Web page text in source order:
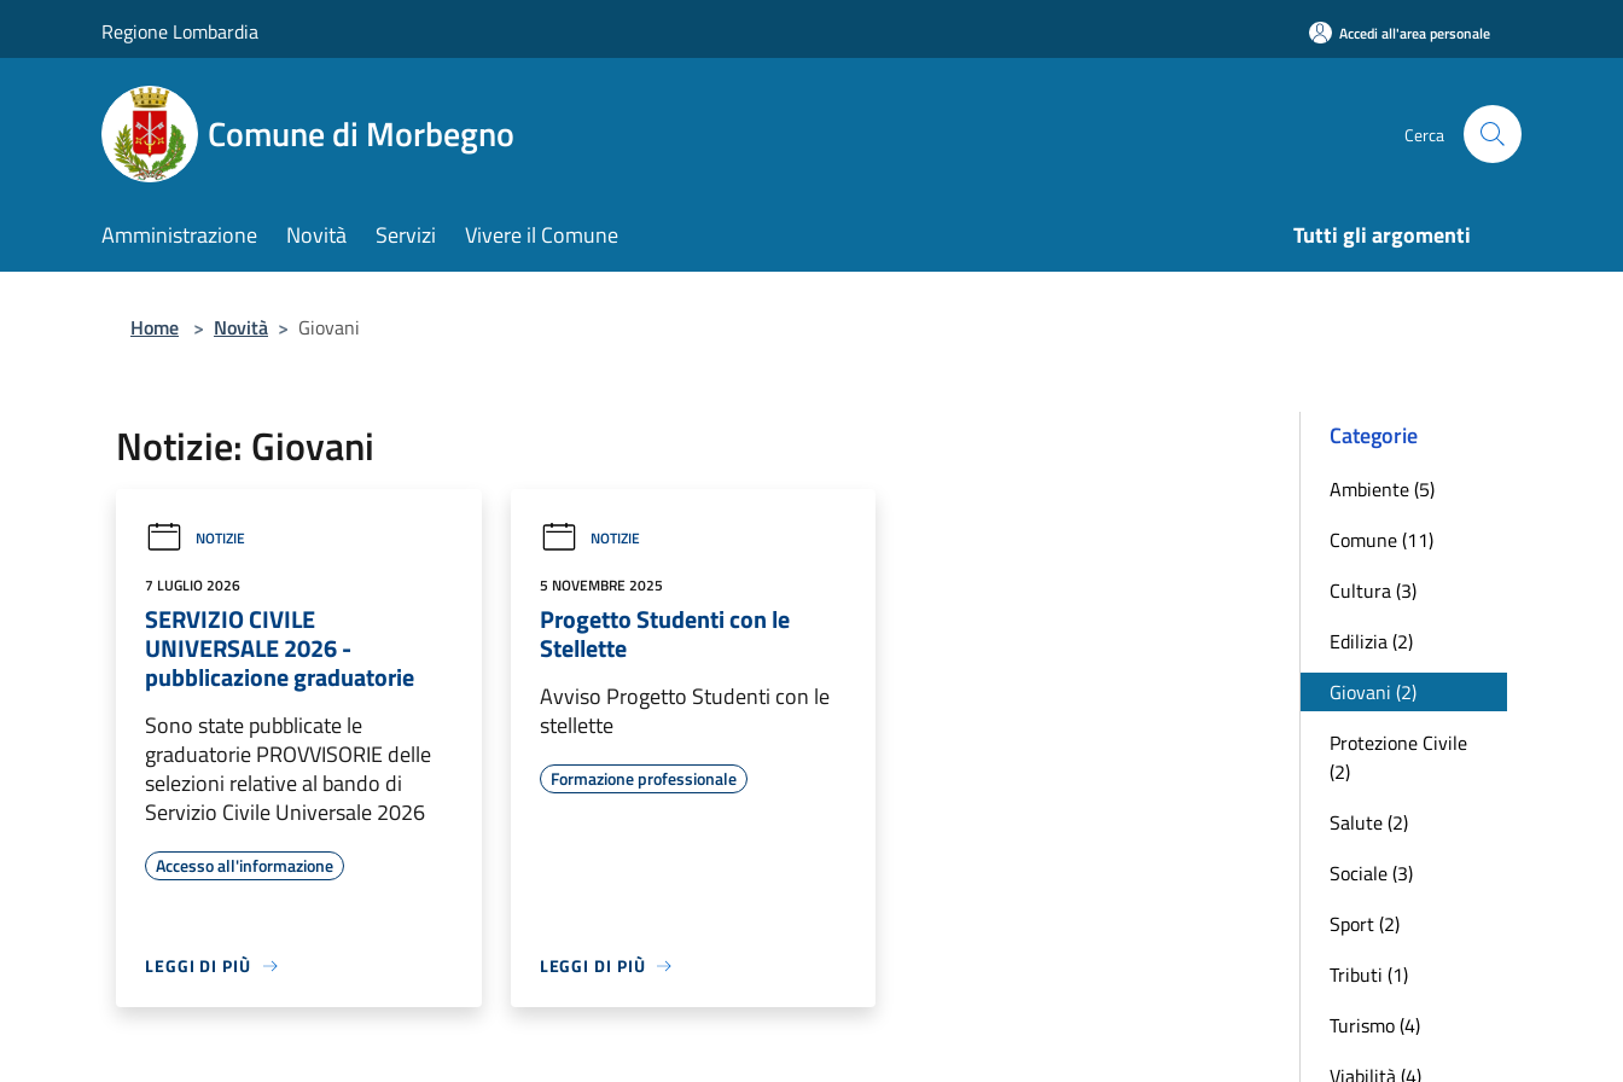
Regione Lombardia Accedi all'area personale
Comune di Morbegno Cerca
Amministrazione Novità Servizi Vivere il Comune Tutti gli argomenti
Home > Novità > Giovani
Notizie: Giovani
NOTIZIE
7 LUGLIO 2026
SERVIZIO CIVILE
UNIVERSALE 2026 -
pubblicazione graduatorie
Sono state pubblicate le
graduatorie PROVVISORIE delle
selezioni relative al bando di
Servizio Civile Universale 2026
Accesso all'informazione
LEGGI DI PIÙ
NOTIZIE
5 NOVEMBRE 2025
Progetto Studenti con le
Stellette
Avviso Progetto Studenti con le
stellette
Formazione professionale
LEGGI DI PIÙ
Categorie
Ambiente (5)
Comune (11)
Cultura (3)
Edilizia (2)
Giovani (2)
Protezione Civile
(2)
Salute (2)
Sociale (3)
Sport (2)
Tributi (1)
Turismo (4)
Viabilità (4)